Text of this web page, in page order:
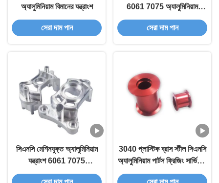
অ্যালুমিনিয়াম বিমানের যন্ত্রাংশ
সেরা দাম পান
6061 7075 অ্যালুমিনিয়াম
সিএনসি মেশিনিং যন্ত্রাংশ টার্নিং
সেরা দাম পান
সিএনসি মেশিনযুক্ত অ্যালুমিনিয়াম
যন্ত্রাংশ 6061 7075
অ্যালুমিনিয়াম খাদ যন্ত্রাংশ
3040 প্লাস্টিক ব্রাস স্টীল সিএনসি
অ্যালুমিনিয়াম পার্টস ফ্রিজিং সার্ভিস 3
অক্ষ 4 অক্ষ 5 অক্ষ